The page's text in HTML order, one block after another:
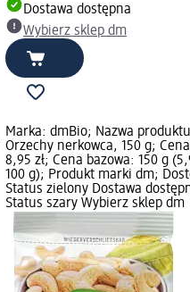
Dostawa dostępna
Wybierz sklep dm
Marka: dmBio; Nazwa
Orzechy nerkowca, 150 g;
8,95 zł; Cena bazowa: 150 g
100 g); Produkt marki dm;
Status zielony Dostawa
Status szary Wybierz sklep dm